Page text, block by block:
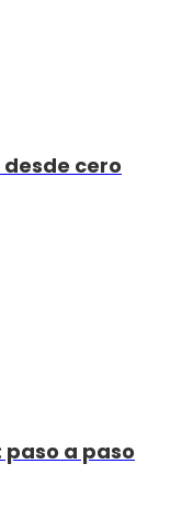
cero
a paso